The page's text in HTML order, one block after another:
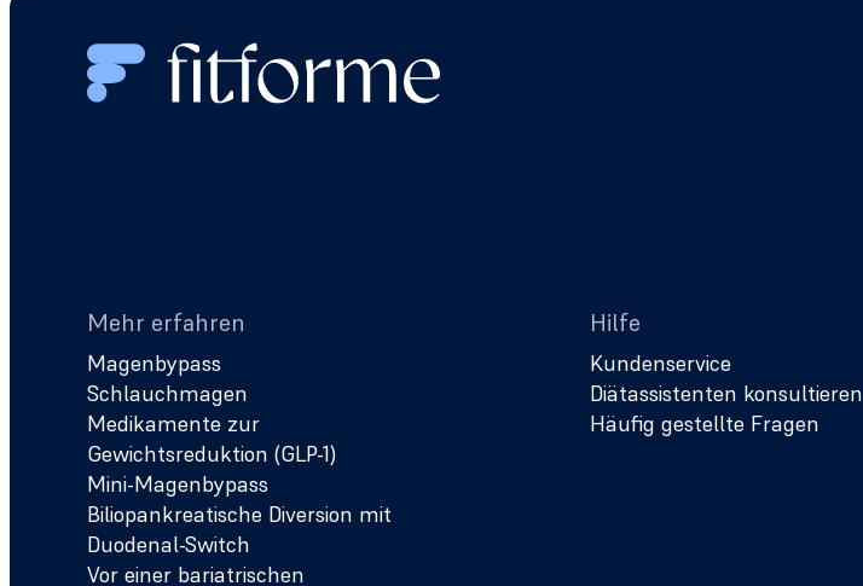
Mehr erfahren
Magenbypass
Schlauchmagen
Medikamente zur
Gewichtsreduktion (GLP-1)
Mini-Magenbypass
Biliopankreatische Diversion mit
Duodenal-Switch
Vor einer bariatrischen
Hilfe
Kundenservice
Diätassistenten konsultieren
Häufig gestellte Fragen